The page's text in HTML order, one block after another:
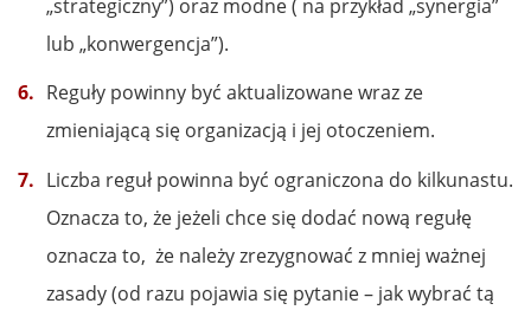
„strategiczny”) oraz modne ( na przykład „synergia”
lub „konwergencja”).
Reguły powinny być aktualizowane wraz ze
zmieniającą się organizacją i jej otoczeniem.
Liczba reguł powinna być ograniczona do kilkunastu.
Oznacza to, że jeżeli chce się dodać nową regułę
oznacza to, że należy zrezygnować z mniej ważnej
zasady (od razu pojawia się pytanie – jak wybrać tą